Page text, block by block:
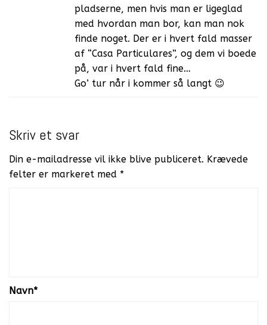
pladserne, men hvis man er ligeglad
med hvordan man bor, kan man nok
finde noget. Der er i hvert fald masser
af “Casa Particulares”, og dem vi boede
på, var i hvert fald fine…
Go’ tur når i kommer så langt 😉
Skriv et svar
Din e-mailadresse vil ikke blive publiceret. Krævede
felter er markeret med *
Navn*